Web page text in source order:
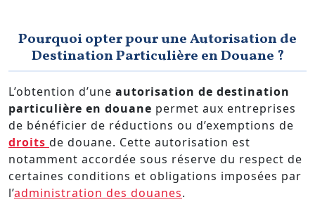
Pourquoi opter pour une Autorisation de
Destination Particulière en Douane ?
L’obtention d’une autorisation de destination
particulière en douane permet aux entreprises
de bénéficier de réductions ou d’exemptions de
droits de douane. Cette autorisation est
notamment accordée sous réserve du respect de
certaines conditions et obligations imposées par
l’administration des douanes.